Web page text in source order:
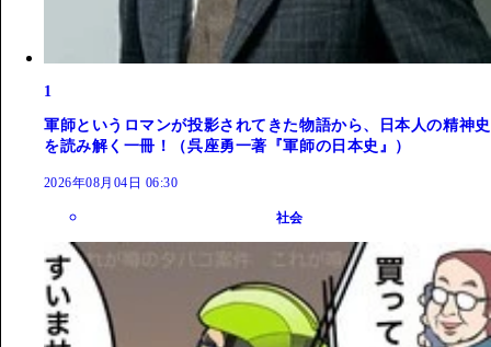
1
軍師というロマンが投影されてきた物語から、日本人の精神史
を読み解く一冊！（呉座勇一著『軍師の日本史』）
2026年08月04日 06:30
社会